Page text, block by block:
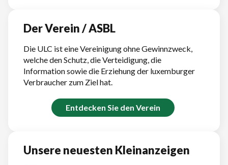
Der Verein / ASBL
Die ULC ist eine Vereinigung ohne Gewinnzweck,
welche den Schutz, die Verteidigung, die
Information sowie die Erziehung der luxemburger
Verbraucher zum Ziel hat.
Entdecken Sie den Verein
Unsere neuesten Kleinanzeigen